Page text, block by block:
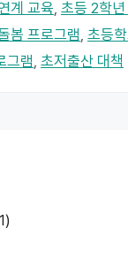
계 교육 초등 2학
봄 프로그램 초등
그램 초저출산 대책